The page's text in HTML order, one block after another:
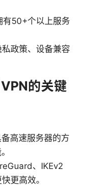
有50+个以上服务
政策、设备兼容
的关键
高速服务器的方
、IKEv2
更高效。